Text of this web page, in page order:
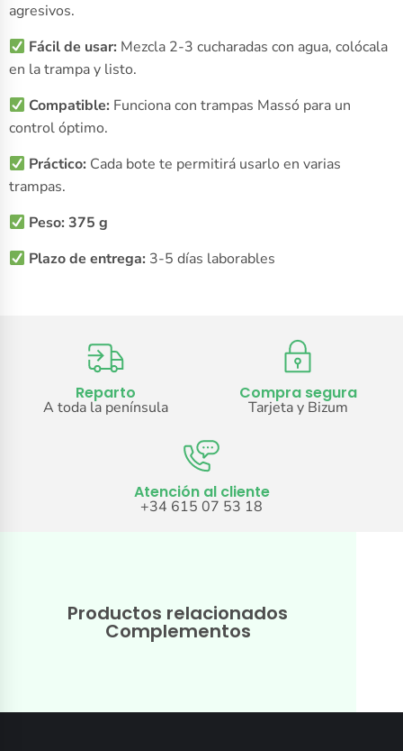
agresivos.
Fácil de usar: Mezcla 2-3 cucharadas con agua, colócala
en la trampa y listo.
Compatible: Funciona con trampas Massó para un
control óptimo.
Práctico: Cada bote te permitirá usarlo en varias
trampas.
Peso: 375 g
Plazo de entrega: 3-5 días laborables
Reparto
A toda la península
Compra segura
Tarjeta y Bizum
Atención al cliente
+34 615 07 53 18
Productos relacionados
Complementos